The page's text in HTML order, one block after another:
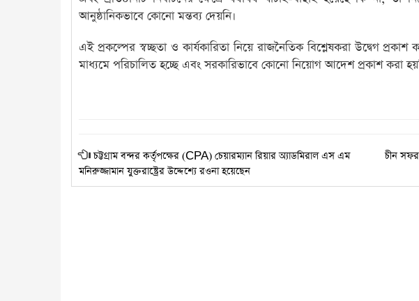
আনুষ্ঠানিকভাবে কোনো মন্তব্য দেয়নি।
এই প্রকল্পের স্বচ্ছতা ও কার্যকারিতা নিয়ে রাজনৈতিক বিশ্লেষকরা উদ্বেগ
মাধ্যমে পরিচালিত হচ্ছে এবং সরকারিভাবে কোনো নিয়োগ আদেশ প্রকাশ করা
চট্টগ্রাম বন্দর কর্তৃপক্ষের (CPA) চেয়ারম্যান রিয়ার অ্যাডমিরাল এস এম
মনিরুজ্জামান যুক্তরাষ্ট্রের উদ্দেশ্যে রওনা হয়েছেন
চীন সফর